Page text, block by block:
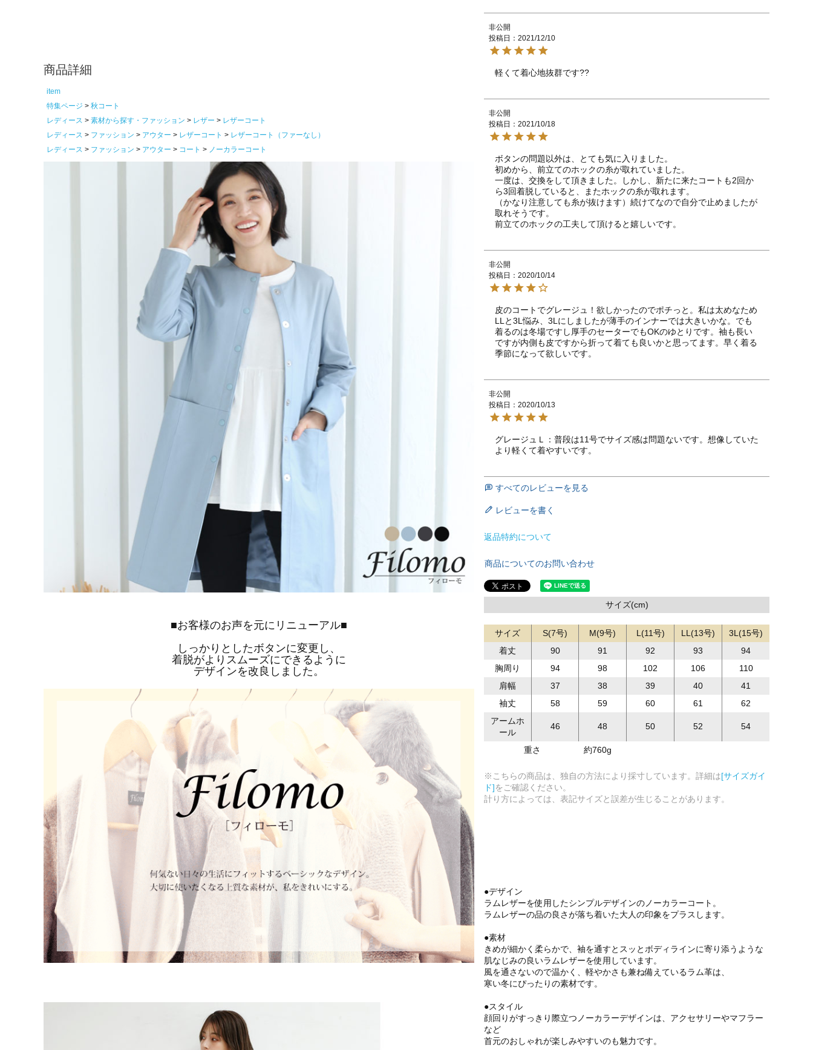
商品詳細
item
特集ページ
秋コート
レディース
素材から探す・ファッション レザー
レザーコート
レディース
ファッション アウター レザーコート
レザーコート（ファーなし）
レディース
ファッション アウター コート ノーカラーコート
■お客様のお声を元にリニューアル■
しっかりとしたボタンに変更し、
着脱がよりスムーズにできるように
デザインを改良しました。
非公開
投稿日
2021/12/10
軽くて着心地抜群です??
非公開
投稿日
2021/10/18
ボタンの問題以外は、とても気に入りました。
初めから、前立てのホックの糸が取れていました。
一度は、交換をして頂きました。しかし、新たに来たコートも2回か
ら3回着脱していると、またホックの糸が取れます。
（かなり注意しても糸が抜けます）続けてなので自分で止めましたが
取れそうです。
前立てのホックの工夫して頂けると嬉しいです。
非公開
投稿日
2020/10/14
皮のコートでグレージュ！欲しかったのでポチっと。私は太めなため
LLと3L悩み、3Lにしましたが薄手のインナーでは大きいかな。でも
着るのは冬場ですし厚手のセーターでもOKのゆとりです。袖も長い
ですが内側も皮ですから折って着ても良いかと思ってます。早く着る
季節になって欲しいです。
非公開
投稿日
2020/10/13
グレージュＬ：普段は11号でサイズ感は問題ないです。想像していた
より軽くて着やすいです。
すべてのレビューを見る
レビューを書く
返品特約について
商品についてのお問い合わせ
サイズ(cm)
サイズ S(7号) M(9号) L(11号) LL(13号)
3L(15号)
着丈
90 91 92 93
94
胸周り
94 98 102 106
110
肩幅
37 38 39 40
41
袖丈
58 59 60 61
62
アームホ
ール
46 48 50 52 54
重さ 約760g
※こちらの商品は、独自の方法により採寸しています。詳細は[サイズガイ
ド]をご確認ください。
計り方によっては、表記サイズと誤差が生じることがあります。
●デザイン
ラムレザーを使用したシンプルデザインのノーカラーコート。
ラムレザーの品の良さが落ち着いた大人の印象をプラスします。
●素材
きめが細かく柔らかで、袖を通すとスッとボディラインに寄り添うような
肌なじみの良いラムレザーを使用しています。
風を通さないので温かく、軽やかさも兼ね備えているラム革は、
寒い冬にぴったりの素材です。
●スタイル
顔回りがすっきり際立つノーカラーデザインは、アクセサリーやマフラー
など
首元のおしゃれが楽しみやすいのも魅力です。